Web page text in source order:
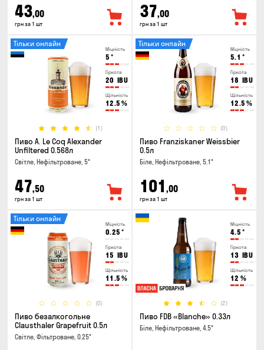
43,00
грн за 1 шт
37,00
грн за 1 шт
Міцність
5 °
Гіркота
20 IBU
Щільність
12.5 %
(1)
Тільки онлайн
Пиво A. Le Coq Alexander
Unfiltered 0.568л
Світле, Нефільтроване, 5°
47,50
грн за 1 шт
Міцність
5.1 °
Гіркота
18 IBU
Щільність
12.5 %
(0)
Тільки онлайн
Пиво Franziskaner Weissbier
0.5л
Біле, Нефільтроване, 5.1°
101 ,00
грн за 1 шт
Міцність
0.25 °
Гіркота
15 IBU
Щільність
11.5 %
(0)
Тільки онлайн
Пиво безалкогольне
Clausthaler Grapefruit 0.5л
Світле, Фільтроване, 0.25°
Міцність
4.5 °
Гіркота
13 IBU
Щільність
12 %
(2)
Пиво FDB «Blanche» 0.33л
Біле, Нефільтроване, 4.5°